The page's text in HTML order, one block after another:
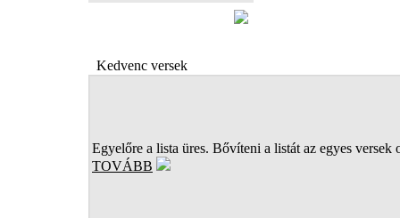
Kedvenc versek
Egyelőre a lista üres. Bővíteni a listát az egyes versek
TOVÁBB